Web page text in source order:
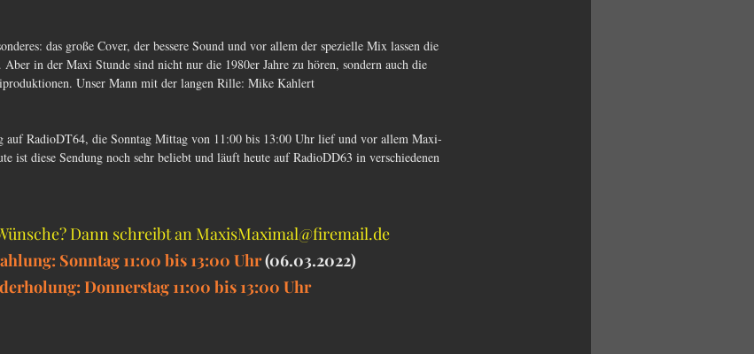
das große Cover, der bessere Sound und vor allem der spezielle Mix lassen die
Aber in der Maxi Stunde sind nicht nur die 1980er Jahre zu hören, sondern auch die
Unser Mann mit der langen Rille: Mike Kahlert
auf RadioDT64, die Sonntag Mittag von 11:00 bis 13:00 Uhr lief und vor allem Maxi-
ist diese Sendung noch sehr beliebt und läuft heute auf RadioDD63 in verschiedenen
Dann schreibt an MaxisMaximal@firemail.de
Sonntag 11:00 bis 13:00 Uhr (06.03.2022)
Donnerstag 11:00 bis 13:00 Uhr